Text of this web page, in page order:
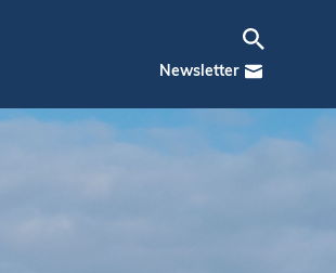
Newsletter